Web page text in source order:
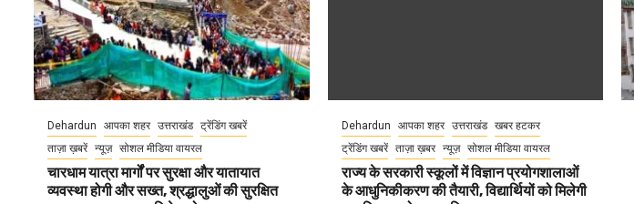
Dehardun आपका शहर उत्तराखंड ट्रेंडिंग खबरें
ताज़ा ख़बरें न्यूज़ सोशल मीडिया वायरल
चारधाम यात्रा मार्गों पर सुरक्षा और यातायात
व्यवस्था होगी और सख्त, श्रद्धालुओं की सुरक्षित
Dehardun आपका शहर उत्तराखंड
खबर हटकर
ट्रेंडिंग खबरें
ताज़ा ख़बर न्यूज़ सोशल मीडिया वायरल
राज्य के सरकारी स्कूलों में विज्ञान प्रयोगशालाओं
के आधुनिकीकरण की तैयारी, विद्यार्थियों को मिलेगी